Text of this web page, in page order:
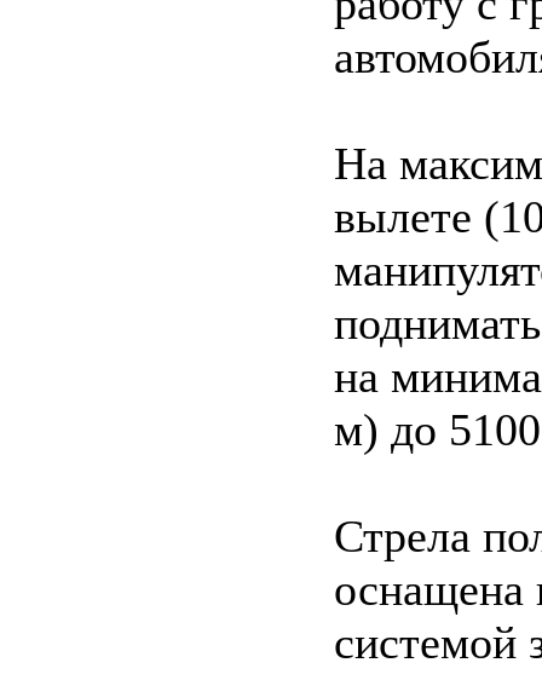
На
вылете
на
м) до
Стрела
оснащена
системой